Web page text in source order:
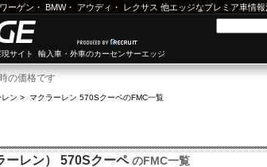
ーゲン ・ BMW・ アウディ ・ レクサス 他エッジなプレミア車情報
サイト 輸入車・外車のカーセンサーエッジ
の価格です
ン > マクラーレン 570SクーペのFMC一覧
ーレン） 570SクーペのFMC一覧